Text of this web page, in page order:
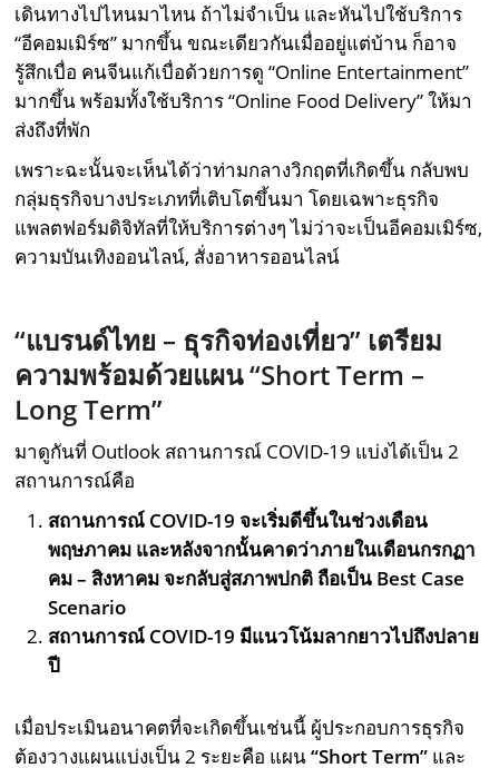
เดินทางไปไหนมาไหน ถ้าไม่จำเป็น และหันไปใช้บริการ
“อีคอมเมิร์ซ” มากขึ้น ขณะเดียวกันเมื่ออยู่แต่บ้าน ก็อาจ
รู้สึกเบื่อ คนจีนแก้เบื่อด้วยการดู “Online Entertainment”
มากขึ้น พร้อมทั้งใช้บริการ “Online Food Delivery” ให้มา
ส่งถึงที่พัก
เพราะฉะนั้นจะเห็นได้ว่าท่ามกลางวิกฤตที่เกิดขึ้น กลับพบ
กลุ่มธุรกิจบางประเภทที่เติบโตขึ้นมา โดยเฉพาะธุรกิจ
แพลตฟอร์มดิจิทัลที่ให้บริการต่างๆ ไม่ว่าจะเป็นอีคอมเมิร์ซ,
ความบันเทิงออนไลน์, สั่งอาหารออนไลน์
“แบรนด์ไทย – ธุรกิจท่องเที่ยว” เตรียม
ความพร้อมด้วยแผน “Short Term –
Long Term”
มาดูกันที่ Outlook สถานการณ์ COVID-19 แบ่งได้เป็น 2
สถานการณ์คือ
สถานการณ์ COVID-19 จะเริ่มดีขึ้นในช่วงเดือน
พฤษภาคม และหลังจากนั้นคาดว่าภายในเดือนกรกฏา
คม – สิงหาคม จะกลับสู่สภาพปกติ ถือเป็น Best Case
Scenario
สถานการณ์ COVID-19 มีแนวโน้มลากยาวไปถึงปลาย
ปี
เมื่อประเมินอนาคตที่จะเกิดขึ้นเช่นนี้ ผู้ประกอบการธุรกิจ
ต้องวางแผนแบ่งเป็น 2 ระยะคือ แผน“Short Term” และ